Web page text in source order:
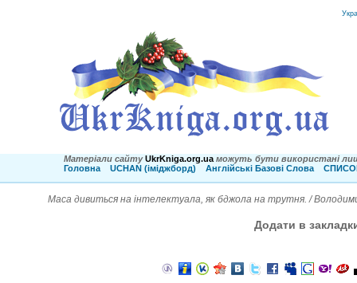
Матеріали сайту UkrKniga.org.ua можуть бути використані
Головна
UCHAN (іміджборд) Англійські Базові Слова
Маса дивиться на інтелектуала, як бджола на трутня. /
Додати в